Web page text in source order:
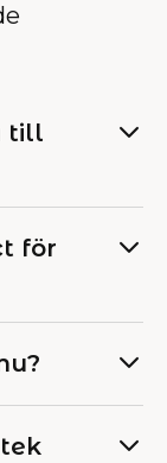
till
för